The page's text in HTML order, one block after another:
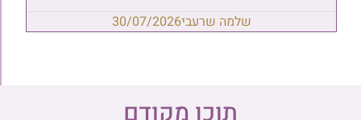
שלמה שרעבי30/07/2026